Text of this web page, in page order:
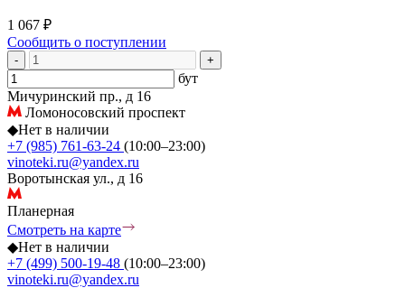
1 067 ₽
Сообщить о поступлении
- +
бут
Мичуринский пр., д 16
Ломоносовский проспект
◆Нет в наличии
+7 (985) 761-63-24 (10:00–23:00)
vinoteki.ru@yandex.ru
Воротынская ул., д 16
Планерная
Смотреть на карте
◆Нет в наличии
+7 (499) 500-19-48 (10:00–23:00)
vinoteki.ru@yandex.ru